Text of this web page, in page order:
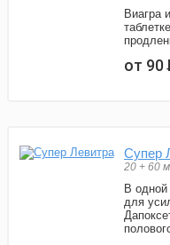
Виагра
от 90
Супер
20 + 60
В одной
для